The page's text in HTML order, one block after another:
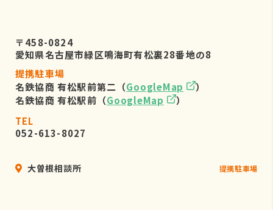
〒458-0824
愛知県名古屋市緑区鳴海町有松裏28番地の8
提携駐車場
名鉄協商 有松駅前第二（GoogleMap
）
名鉄協商 有松駅前（GoogleMap
）
TEL
052-613-8027
大曽根相談所 提携駐車場